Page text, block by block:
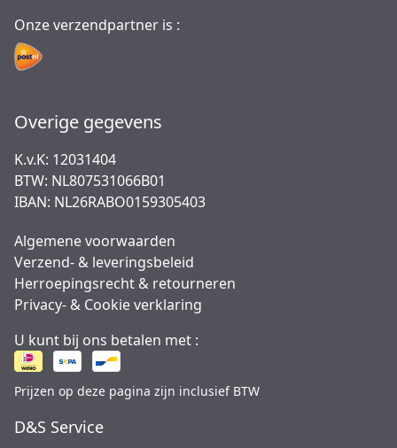
Onze verzendpartner is :
Overige gegevens
K.v.K: 12031404
BTW: NL807531066B01
IBAN: NL26RABO0159305403
Algemene voorwaarden
Verzend- & leveringsbeleid
Herroepingsrecht & retourneren
Privacy- & Cookie verklaring
U kunt bij ons betalen met :
Prijzen op deze pagina zijn inclusief BTW
D&S Service